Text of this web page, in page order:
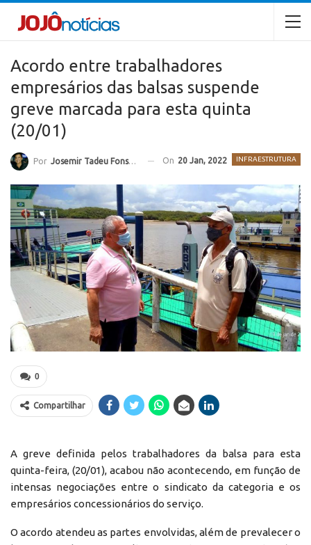
Acordo entre trabalhadores
empresários das balsas suspende
greve marcada para esta quinta
(20/01)
INFRAESTRUTURA
Por Josemir Tadeu Fonseca On 20 Jan, 2022
0
Compartilhar
A greve definida pelos trabalhadores da balsa para esta
quinta-feira, (20/01), acabou não acontecendo, em função de
intensas negociações entre o sindicato da categoria e os
empresários concessionários do serviço.
O acordo atendeu as partes envolvidas, além de prevalecer o